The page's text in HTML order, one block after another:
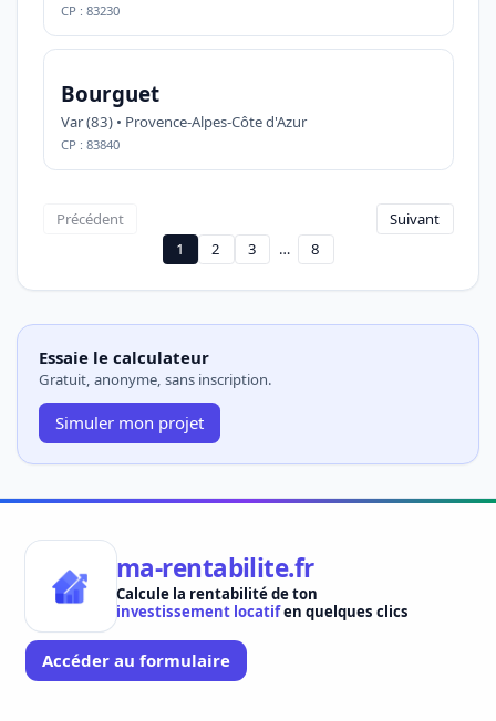
CP : 83230
Bourguet
Var (83) • Provence-Alpes-Côte d'Azur
CP : 83840
Précédent
Suivant
1
2 3 … 8
Essaie le calculateur
Gratuit, anonyme, sans inscription.
Simuler mon projet
ma-rentabilite.fr
Calcule la rentabilité de ton
investissement locatifen quelques clics
Accéder au formulaire